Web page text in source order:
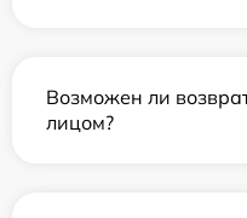
Возможен ли
лицом?